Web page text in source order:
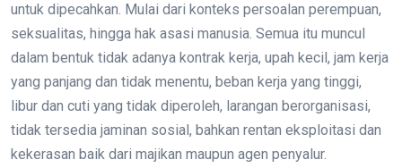
untuk dipecahkan. Mulai dari konteks persoalan perempuan,
seksualitas, hingga hak asasi manusia. Semua itu muncul
dalam bentuk tidak adanya kontrak kerja, upah kecil, jam kerja
yang panjang dan tidak menentu, beban kerja yang tinggi,
libur dan cuti yang tidak diperoleh, larangan berorganisasi,
tidak tersedia jaminan sosial, bahkan rentan eksploitasi dan
kekerasan baik dari majikan maupun agen penyalur.